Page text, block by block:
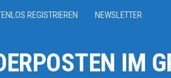
REGISTRIEREN NEWSLETTER
IM